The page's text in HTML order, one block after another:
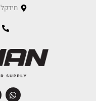
חידקל 9 איזור התעשיה יבנה